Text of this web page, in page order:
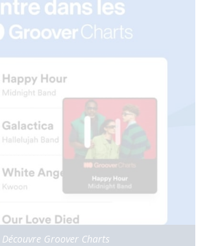
Découvre Groover Charts